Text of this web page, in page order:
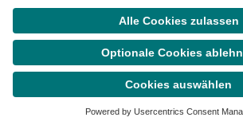
Menü
SucheTermin
Hinweis:
Die in diesem Artikel bereitgestellten